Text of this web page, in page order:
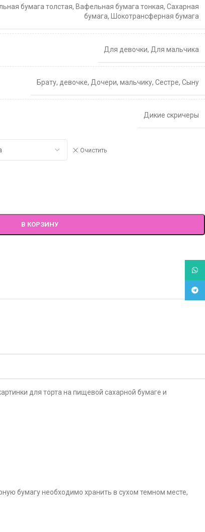
бумага толстая, Вафельная бумага тонкая, Сахарная
бумага, Шокотрансферная бумага
Для девочки, Для мальчика
Брату, девочке, Дочери, мальчику, Сестре, Сыну
Дикие скричеры
Очистить
В КОРЗИНУ
для торта на пищевой сахарной бумаге и
бумагу необходимо хранить в сухом темном месте,